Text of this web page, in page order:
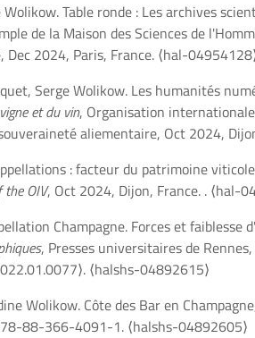
Wolikow. Table ronde : Les archives
de la Maison des Sciences de
Dec 2024, Paris, France. ⟨hal-
Serge Wolikow. Les humanités
et du vin, Organisation
aliementaire, Oct 2024,
: facteur du patrimoine
the OIV, Oct 2024, Dijon, France. . ⟨hal-
Champagne. Forces et faiblesse
, Presses universitaires de
. ⟨halshs-04892615⟩
Wolikow. Côte des Bar en
88-366-4091-1. ⟨halshs-04892605⟩